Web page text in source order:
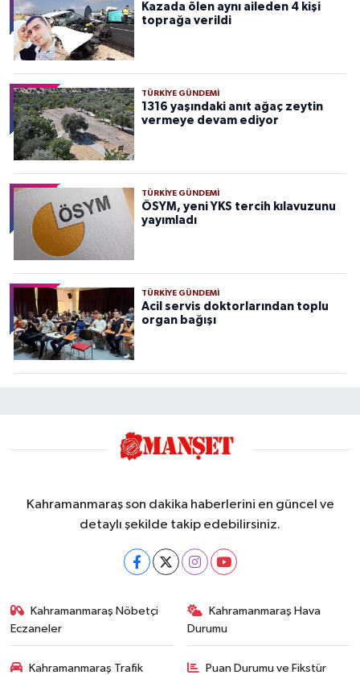
Kazada ölen aynı aileden 4 kişi
toprağa verildi
TÜRKIYE GÜNDEMI
1316 yaşındaki anıt ağaç zeytin
vermeye devam ediyor
TÜRKIYE GÜNDEMI
ÖSYM, yeni YKS tercih kılavuzunu
yayımladı
TÜRKIYE GÜNDEMI
Acil servis doktorlarından toplu
organ bağışı
Kahramanmaraş son dakika haberlerini en güncel ve
detaylı şekilde takip edebilirsiniz.
Kahramanmaraş Nöbetçi
Eczaneler
Kahramanmaraş Hava
Durumu
Kahramanmaraş Trafik
Puan Durumu ve Fikstür